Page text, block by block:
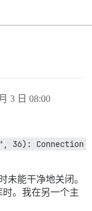
3 日 08:00
36): Connection
未能干净地关闭。
。我在另一个主